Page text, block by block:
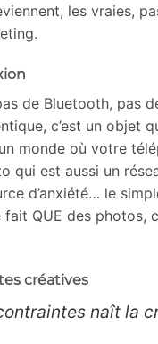
les vraies,
de Bluetooth, pas
c’est un objet
monde où votre
qui est aussi un
d’anxiété… le
QUE des photos,
créatives
naît la